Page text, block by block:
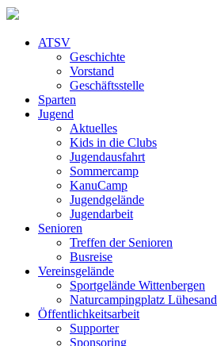
ATSV
Geschichte
Vorstand
Geschäftsstelle
Sparten
Jugend
Aktuelles
Kids in die Clubs
Jugendausfahrt
Sommercamp
KanuCamp
Jugendgelände
Jugendarbeit
Senioren
Treffen der Senioren
Busreise
Vereinsgelände
Sportgelände Wittenbergen
Naturcampingplatz Lühesand
Öffentlichkeitsarbeit
Supporter
Sponsoring